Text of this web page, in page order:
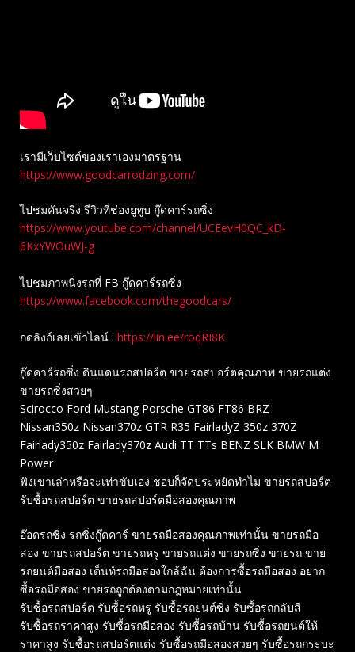
เรามีเว็บไซต์ของเราเองมาตรฐาน
https://www.goodcarrodzing.com/
ไปชมคันจริง รีวิวที่ช่องยู​ทูบ​ กู๊ดคาร์รถซิ่ง
https://www.youtube.com/channel/UCEevH0QC_kD-
6KxYWOuWJ-g
ไปชมภาพนิ่งรถที่ FB กู๊ดคาร์รถซิ่ง
https://www.facebook.com/thegoodcars/
กดลิงก์เลยเข้าไลน์ : https://lin.ee/roqRI8K
กู๊ดคาร์รถซิ่ง ดินแดนรถสปอร์ต ขายรถสปอร์ตคุณภาพ ขายรถแต่ง
ขายรถซิ่งสวยๆ
Scirocco Ford Mustang Porsche GT86 FT86 BRZ
Nissan350z Nissan370z GTR R35 FairladyZ 350z 370Z
Fairlady350z Fairlady370z Audi TT TTs BENZ SLK BMW M
Power
ฟังเขาเล่าหรือจะเท่าขับเอง ชอบก็จัดประหยัดทำไม ขายรถสปอร์ต
รับซื้อรถสปอร์ต ขายรถสปอร์ตมือสองคุณภาพ
อ๊อดรถซิ่ง รถซิ่งกู๊ดคาร์ ขายรถมือสองคุณภาพเท่านั้น ขายรถมือ
สอง ขายรถสปอร์ต ขายรถหรู ขายรถแต่ง ขายรถซิ่ง ขายรถ ขาย
รถยนต์มือสอง เต็นท์รถมือสองใกล้ฉัน ต้องการซื้อรถมือสอง อยาก
ซื้อรถมือสอง ขายรถถูกต้องตามกฎหมายเท่านั้น
รับซื้อรถสปอร์ต รับซื้อรถหรู รับซื้อรถยนต์ซิ่ง รับซื้อรถกลับสี
รับซื้อรถราคาสูง รับซื้อรถมือสอง รับซื้อรถบ้าน รับซื้อรถยนต์ให้
ราคาสูง รับซื้อรถสปอร์ตแต่ง รับซื้อรถมือสองสวยๆ รับซื้อรถกระบะ